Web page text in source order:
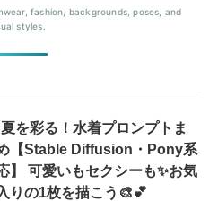
fashion, backgrounds, poses, and
styles.
を彩る！水着プロンプトま
【Stable Diffusion・Pony系
】 可愛いもセクシーも✨お気
りの1枚を描こう🎨💕